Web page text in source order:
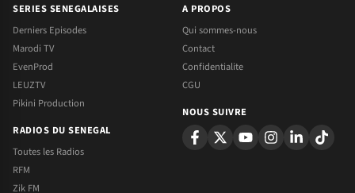
SERIES SENEGALAISES
Derniers Episodes
Marodi TV
EvenProd
LEUZTV
Pikini Production
RADIOS DU SENEGAL
Toutes les Radios
RFM
Zik FM
A PROPOS
Qui sommes-nous
Contact
Confidentialite
CGU
NOUS SUIVRE